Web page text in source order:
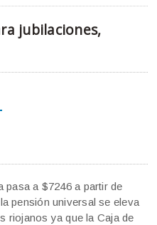
jubilaciones,
pasa a $7246 a partir de
pensión universal se eleva
riojanos ya que la Caja de